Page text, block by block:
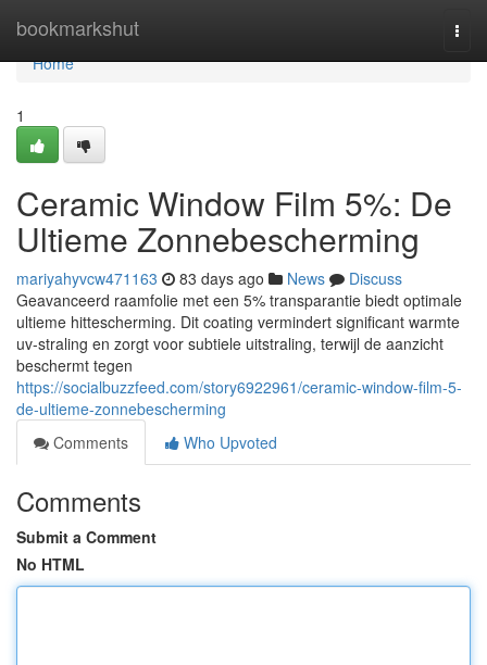
bookmarkshut
Home
Home
1
Ceramic Window Film 5%: De
Ultieme Zonnebescherming
mariyahyvcw471163 83 days ago News
Discuss
Geavanceerd raamfolie met een 5% transparantie biedt optimale
ultieme hittescherming. Dit coating vermindert significant warmte
uv-straling en zorgt voor subtiele uitstraling, terwijl de aanzicht
beschermt tegen
https://socialbuzzfeed.com/story6922961/ceramic-window-film-5-
de-ultieme-zonnebescherming
Comments
Who Upvoted
Comments
Submit a Comment
No HTML